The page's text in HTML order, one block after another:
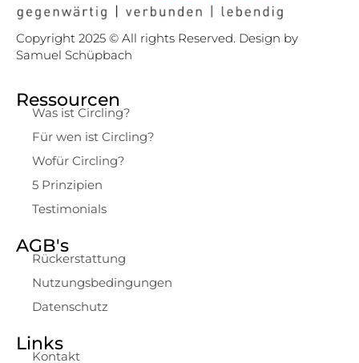
Copyright 2025 © All rights Reserved. Design by
Samuel Schüpbach
Ressourcen
Was ist Circling?
Für wen ist Circling?
Wofür Circling?
5 Prinzipien
Testimonials
AGB's
Rückerstattung
Nutzungsbedingungen
Datenschutz
Links
Kontakt